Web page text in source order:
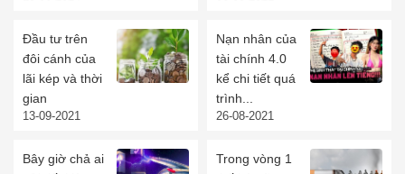
Đầu tư trên
đôi cánh của
lãi kép và thời
gian
13-09-2021
Nạn nhân của
tài chính 4.0
kể chi tiết quá
trình...
26-08-2021
Bây giờ chả ai
Trong vòng 1